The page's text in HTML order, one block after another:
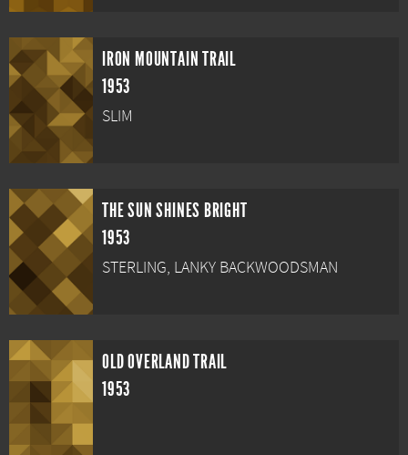
IRON MOUNTAIN TRAIL
1953
SLIM
THE SUN SHINES BRIGHT
1953
STERLING, LANKY BACKWOODSMAN
OLD OVERLAND TRAIL
1953